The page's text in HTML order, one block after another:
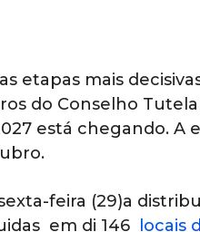
etapas mais
do Conselho
está chegando. A
feira (29)a
em di 146
locais